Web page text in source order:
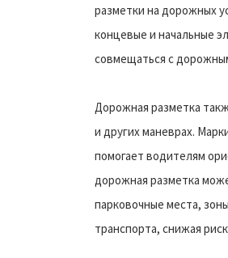
разметки на дорожных
концевые и начальные
совмещаться с
Дорожная разметка
и других маневрах.
помогает водителям
дорожная разметка
парковочные места,
транспорта, снижая